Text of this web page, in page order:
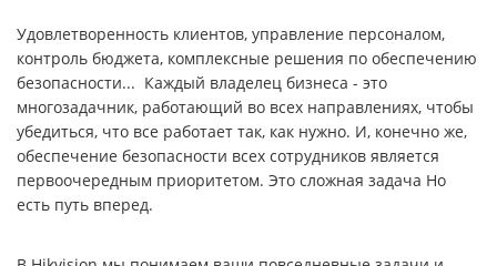
Удовлетворенность клиентов, управление персоналом,
контроль бюджета, комплексные решения по обеспечению
безопасности... Каждый владелец бизнеса - это
многозадачник, работающий во всех направлениях, чтобы
убедиться, что все работает так, как нужно. И, конечно же,
обеспечение безопасности всех сотрудников является
первоочередным приоритетом. Это сложная задача Но
есть путь вперед.